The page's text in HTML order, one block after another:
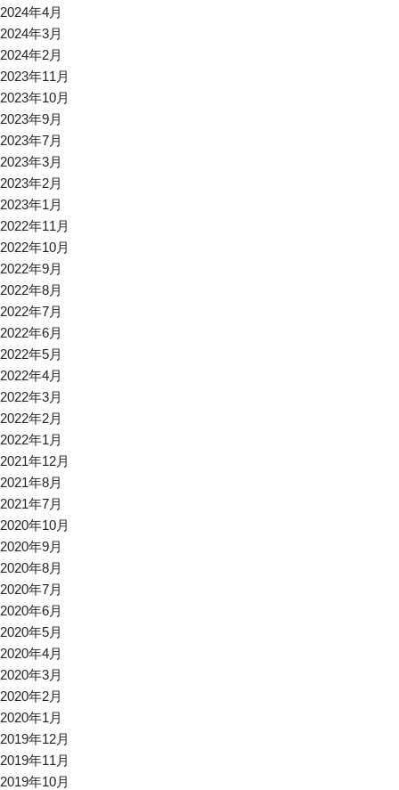
2024年4月
2024年3月
2024年2月
2023年11月
2023年10月
2023年9月
2023年7月
2023年3月
2023年2月
2023年1月
2022年11月
2022年10月
2022年9月
2022年8月
2022年7月
2022年6月
2022年5月
2022年4月
2022年3月
2022年2月
2022年1月
2021年12月
2021年8月
2021年7月
2020年10月
2020年9月
2020年8月
2020年7月
2020年6月
2020年5月
2020年4月
2020年3月
2020年2月
2020年1月
2019年12月
2019年11月
2019年10月